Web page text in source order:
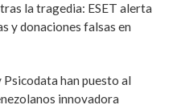
la tragedia: ESET alerta
y donaciones falsas en
Psicodata han puesto al
innovadora